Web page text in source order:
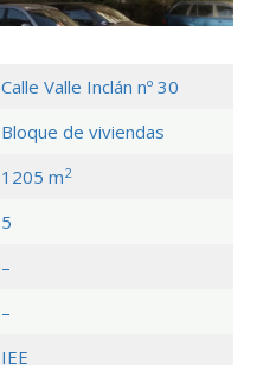
Calle Valle Inclán nº 30
Bloque de viviendas
1205 m2
5
–
–
IEE